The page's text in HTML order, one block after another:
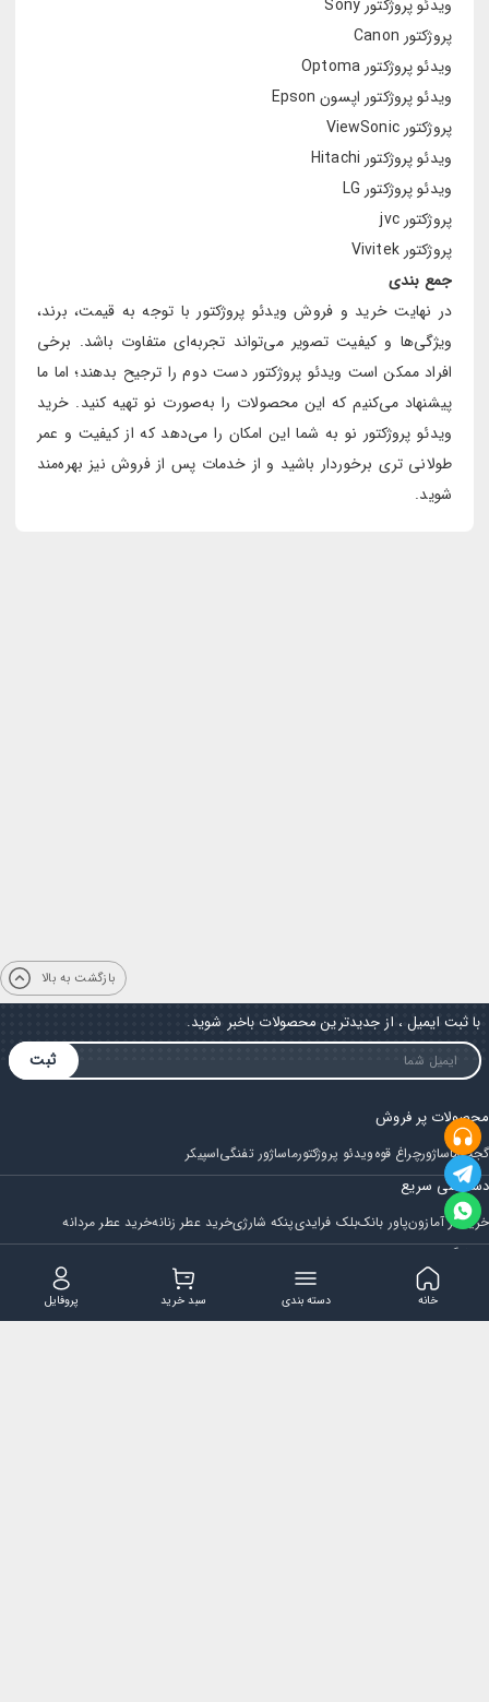
ویدئو پروژکتور Sony
پروژکتور Canon
ویدئو پروژکتور Optoma
ویدئو پروژکتور اپسون Epson
پروژکتور ViewSonic
ویدئو پروژکتور Hitachi
ویدئو پروژکتور LG
پروژکتور jvc
پروژکتور Vivitek
جمع بندی
در نهایت خرید و فروش ویدئو پروژکتور با توجه به قیمت، برند،
ویژگی‌ها و کیفیت تصویر می‌تواند تجربه‌ای متفاوت باشد. برخی
افراد ممکن است ویدئو پروژکتور دست دوم را ترجیح بدهند؛ اما ما
پیشنهاد می‌کنیم که این محصولات را به‌صورت نو تهیه کنید. خرید
ویدئو پروژکتور نو به شما این امکان را می‌دهد که از کیفیت و عمر
طولانی تری برخوردار باشید و از خدمات پس از فروش نیز بهره‌مند
شوید.
بازگشت به بالا
با ثبت ایمیل ، از جدیدترین محصولات باخبر شوید.
ثبت
محصولات پر فروش
گجتماساژورچراغ قوهویدئو پروژکتورماساژور تفنگیاسپیکر
دسترسی سریع
خرید از آمازونپاور بانکبلک فرایدیپنکه شارژیخرید عطر زنانهخرید عطر مردانه
فروشگاه
مجله ایران بابا قوانین و مقررات سوالات متداول
تماس با ایران بابا
پروفایل سبد خرید دسته بندی خانه